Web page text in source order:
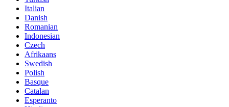
Italian
Danish
Romanian
Indonesian
Czech
Afrikaans
Swedish
Polish
Basque
Catalan
Esperanto